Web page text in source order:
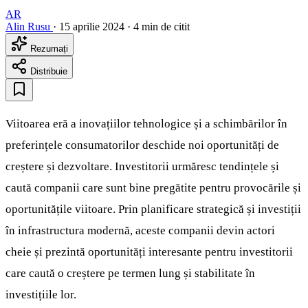
AR
Alin Rusu · 15 aprilie 2024 · 4 min de citit
Rezumați
Distribuie
Viitoarea eră a inovațiilor tehnologice și a schimbărilor în
preferințele consumatorilor deschide noi oportunități de
creștere și dezvoltare. Investitorii urmăresc tendințele și
caută companii care sunt bine pregătite pentru provocările și
oportunitățile viitoare. Prin planificare strategică și investiții
în infrastructura modernă, aceste companii devin actori
cheie și prezintă oportunități interesante pentru investitorii
care caută o creștere pe termen lung și stabilitate în
investițiile lor.